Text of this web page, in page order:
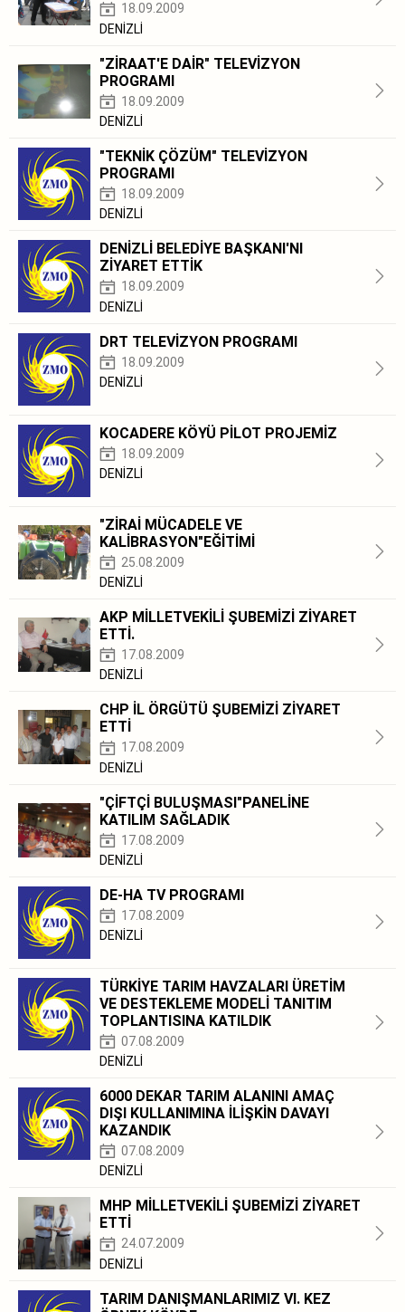
18.09.2009
DENİZLİ
"ZİRAAT'E DAİR" TELEVİZYON
PROGRAMI
18.09.2009
DENİZLİ
"TEKNİK ÇÖZÜM" TELEVİZYON
PROGRAMI
18.09.2009
DENİZLİ
DENİZLİ BELEDİYE BAŞKANI'NI
ZİYARET ETTİK
18.09.2009
DENİZLİ
DRT TELEVİZYON PROGRAMI
18.09.2009
DENİZLİ
KOCADERE KÖYÜ PİLOT PROJEMİZ
18.09.2009
DENİZLİ
"ZİRAİ MÜCADELE VE
KALİBRASYON"EĞİTİMİ
25.08.2009
DENİZLİ
AKP MİLLETVEKİLİ ŞUBEMİZİ ZİYARET
ETTİ.
17.08.2009
DENİZLİ
CHP İL ÖRGÜTÜ ŞUBEMİZİ ZİYARET
ETTİ
17.08.2009
DENİZLİ
"ÇİFTÇİ BULUŞMASI"PANELİNE
KATILIM SAĞLADIK
17.08.2009
DENİZLİ
DE-HA TV PROGRAMI
17.08.2009
DENİZLİ
TÜRKİYE TARIM HAVZALARI ÜRETİM
VE DESTEKLEME MODELİ TANITIM
TOPLANTISINA KATILDIK
07.08.2009
DENİZLİ
6000 DEKAR TARIM ALANINI AMAÇ
DIŞI KULLANIMINA İLİŞKİN DAVAYI
KAZANDIK
07.08.2009
DENİZLİ
MHP MİLLETVEKİLİ ŞUBEMİZİ ZİYARET
ETTİ
24.07.2009
DENİZLİ
TARIM DANIŞMANLARIMIZ VI. KEZ